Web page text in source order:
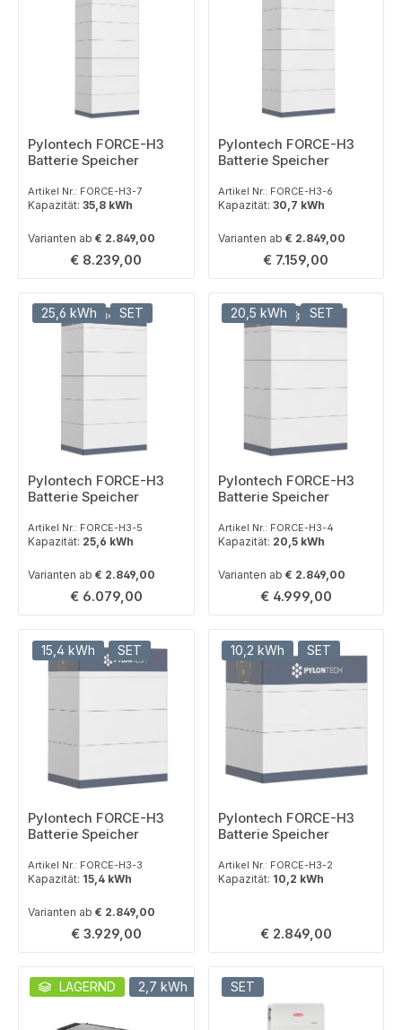
Pylontech FORCE-H3
Batterie Speicher
Artikel Nr.: FORCE-H3-7
Kapazität:35,8 kWh
Varianten ab € 2.849,00
Regulärer Preis:
€ 8.239,00
Pylontech FORCE-H3
Batterie Speicher
Artikel Nr.: FORCE-H3-6
Kapazität: 30,7 kWh
Varianten ab € 2.849,00
Regulärer Preis:
€ 7.159,00
25,6 kWh SET
Pylontech FORCE-H3
Batterie Speicher
Artikel Nr.: FORCE-H3-5
Kapazität: 25,6 kWh
Varianten ab € 2.849,00
Regulärer Preis:
€ 6.079,00
20,5 kWh SET
Pylontech FORCE-H3
Batterie Speicher
Artikel Nr.: FORCE-H3-4
Kapazität: 20,5 kWh
Varianten ab € 2.849,00
Regulärer Preis:
€ 4.999,00
15,4 kWh SET
Pylontech FORCE-H3
Batterie Speicher
Artikel Nr.: FORCE-H3-3
Kapazität: 15,4 kWh
Varianten ab € 2.849,00
Regulärer Preis:
€ 3.929,00
10,2 kWh SET
Pylontech FORCE-H3
Batterie Speicher
Artikel Nr.: FORCE-H3-2
Kapazität: 10,2 kWh
Regulärer Preis:
€ 2.849,00
LAGERND 2,7 kWh SET